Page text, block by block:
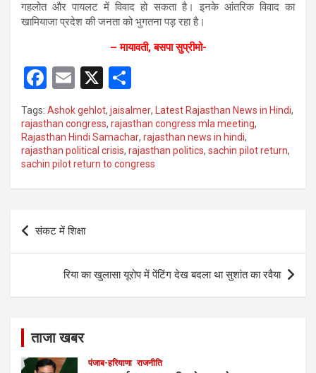
गहलोत और पायलट में विवाद हो सकता है। इनके आंतरिक विवाद का
खामियाजा प्रदेश की जनता को भुगतना पड़ रहा है।
– मायावती, बसपा सुप्रीमो-
F
a
ce
b
o
o
E
m
ail
X
h
ar
e
Tags: Ashok gehlot, jaisalmer, Latest Rajasthan News in Hindi,
rajasthan congress, rajasthan congress mla meeting,
Rajasthan Hindi Samachar, rajasthan news in hindi,
rajasthan political crisis, rajasthan politics, sachin pilot return,
sachin pilot return to congress
Post
navigation
संकट में शिक्षा
रिया का खुलासा यूरोप में पेंटिंग देख बदला था सुशांत का रवैया
ताजा खबर
पंजाब-हरियाणा राजनीति